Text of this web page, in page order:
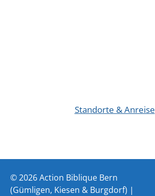
Standorte & Anreise
© 2026 Action Biblique Bern
(Gümligen, Kiesen & Burgdorf) |